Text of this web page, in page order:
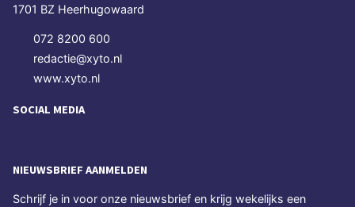
1701 BZ Heerhugowaard
072 8200 600
redactie@xyto.nl
www.xyto.nl
SOCIAL MEDIA
NIEUWSBRIEF AANMELDEN
Schrijf je in voor onze nieuwsbrief en krijg wekelijks een